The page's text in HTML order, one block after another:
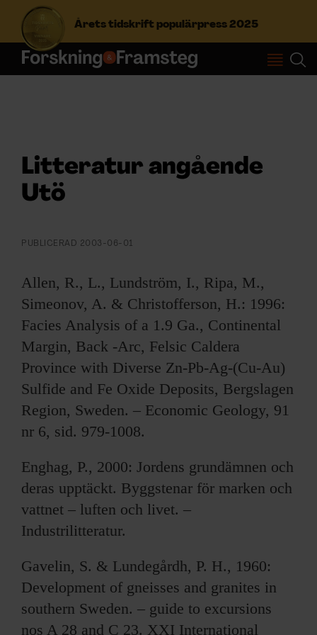
Årets tidskrift populärpress 2025
S
e
:
NYHETSBREV
ÄMNEN
ARKIV & E-TIDNING
LYSSNA/PODD
EVENEMANG & RESOR
SHOP
KONTAKTA F&F
SKRIV I F&F
ANNONSERA I F&F
OM F&F
Litteratur angående
Utö
PUBLICERAD 2003-06-01
Allen, R., L., Lundström, I., Ripa, M.,
Simeonov, A. & Christofferson, H.: 1996:
Facies Analysis of a 1.9 Ga., Continental
Margin, Back -Arc, Felsic Caldera
Province with Diverse Zn-Pb-Ag-(Cu-Au)
Sulfide and Fe Oxide Deposits, Bergslagen
Region, Sweden. – Economic Geology, 91
nr 6, sid. 979-1008.
Enghag, P., 2000: Jordens grundämnen och
deras upptäckt. Byggstenar för marken och
vattnet – luften och livet. –
Industrilitteratur.
Gavelin, S. & Lundegårdh, P. H., 1960:
Development of gneisses and granites in
southern Sweden. – guide to excursions
nos A 28 and C 23. XXI International